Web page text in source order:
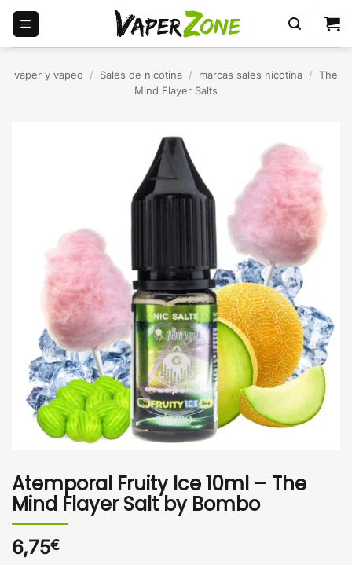
Saltar
contenido
vaper y vapeo / Sales de nicotina / marcas sales nicotina / The
Mind Flayer Salts
Atemporal Fruity Ice 10ml – The
Mind Flayer Salt by Bombo
6,75€